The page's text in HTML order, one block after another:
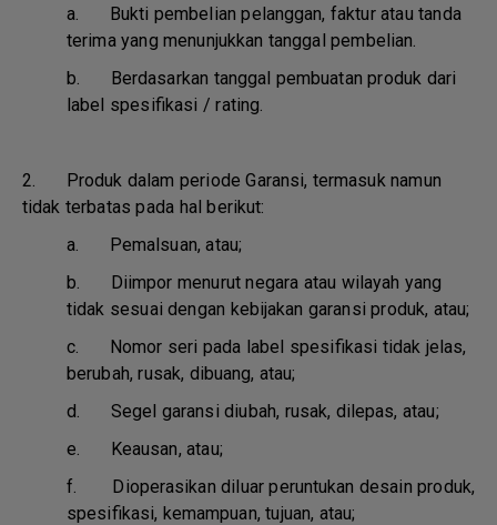
a. Bukti pembelian pelanggan, faktur atau tanda
terima yang menunjukkan tanggal pembelian.
b. Berdasarkan tanggal pembuatan produk dari
label spesifikasi / rating.
2. Produk dalam periode Garansi, termasuk namun
tidak terbatas pada hal berikut:
a. Pemalsuan, atau;
b. Diimpor menurut negara atau wilayah yang
tidak sesuai dengan kebijakan garansi produk, atau;
c. Nomor seri pada label spesifikasi tidak jelas,
berubah, rusak, dibuang, atau;
d. Segel garansi diubah, rusak, dilepas, atau;
e. Keausan, atau;
f. Dioperasikan diluar peruntukan desain produk,
spesifikasi, kemampuan, tujuan, atau;